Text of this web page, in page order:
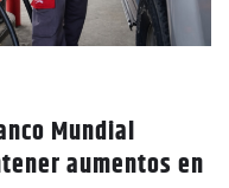
en Honduras